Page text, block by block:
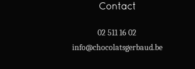
Contact
02 511 16 02
info@chocolatsgerbaud.be